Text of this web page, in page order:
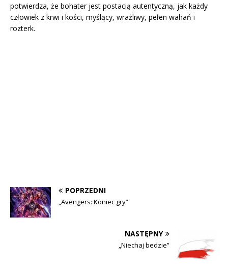
potwierdza, że bohater jest postacią autentyczną, jak każdy
człowiek z krwi i kości, myślący, wrażliwy, pełen wahań i
rozterk.
POPRZEDNI
„Avengers: Koniec gry”
NASTĘPNY
„Niechaj bedzie”